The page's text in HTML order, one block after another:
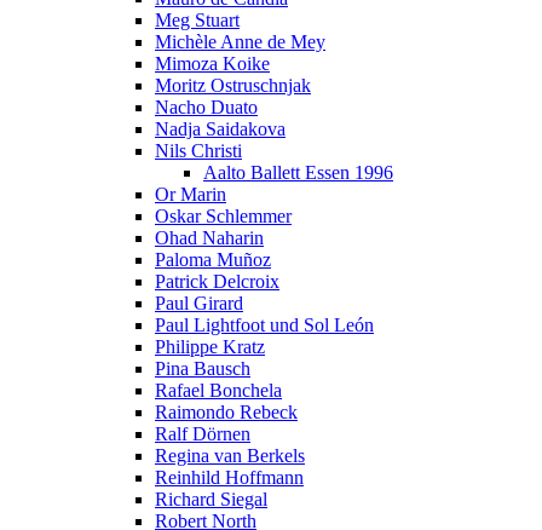
Meg Stuart
Michèle Anne de Mey
Mimoza Koike
Moritz Ostruschnjak
Nacho Duato
Nadja Saidakova
Nils Christi
Aalto Ballett Essen 1996
Or Marin
Oskar Schlemmer
Ohad Naharin
Paloma Muñoz
Patrick Delcroix
Paul Girard
Paul Lightfoot und Sol León
Philippe Kratz
Pina Bausch
Rafael Bonchela
Raimondo Rebeck
Ralf Dörnen
Regina van Berkels
Reinhild Hoffmann
Richard Siegal
Robert North